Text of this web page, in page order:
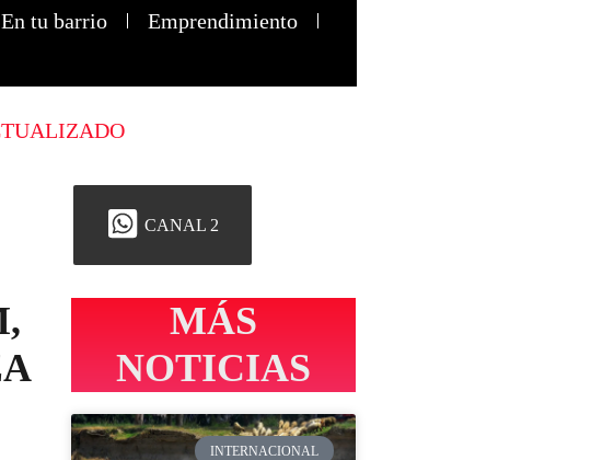
En tu barrio
Emprendimiento
CANAL 2
MÁS
NOTICIAS
INTERNACIONAL